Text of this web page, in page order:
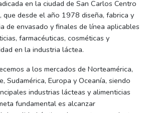
en la ciudad de San Carlos Centro
que desde el año 1978 diseña, fabrica y
de envasado y finales de línea aplicables
farmacéuticas, cosméticas y
en la industria láctea.
a los mercados de Norteamérica,
Sudamérica, Europa y Oceanía, siendo
industrias lácteas y alimenticias
fundamental es alcanzar